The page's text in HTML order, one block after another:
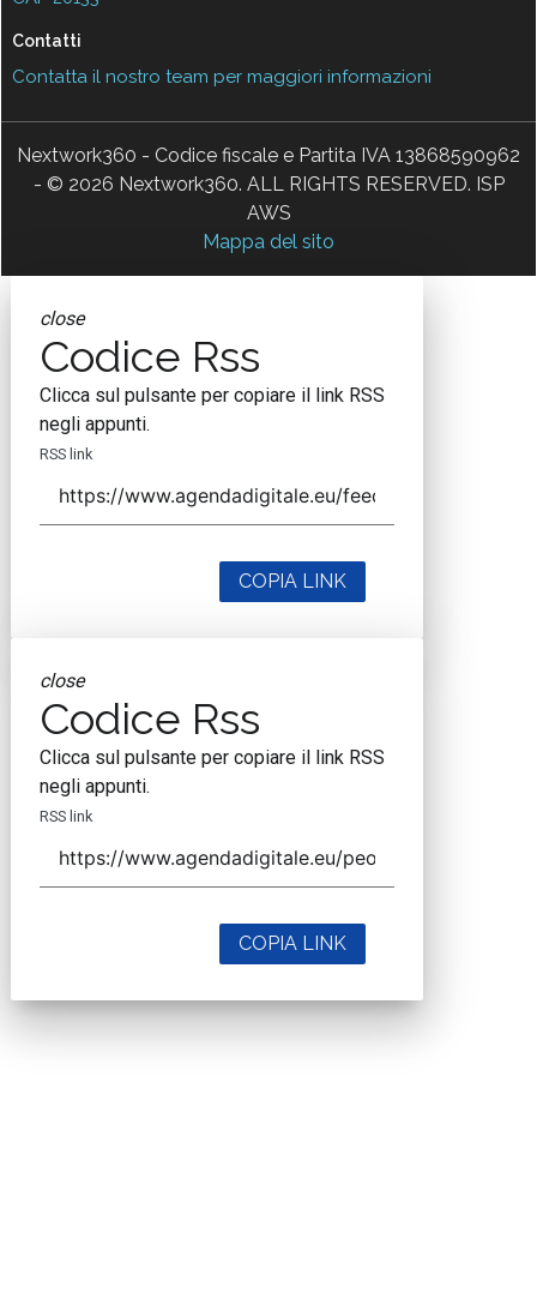
Contatti
Contatta il nostro team per maggiori informazioni
Nextwork360 - Codice fiscale e Partita IVA 13868590962
- © 2026 Nextwork360. ALL RIGHTS RESERVED. ISP
AWS
Mappa del sito
close
Codice Rss
Clicca sul pulsante per copiare il link RSS
negli appunti.
RSS link
COPIA LINK
close
Codice Rss
Clicca sul pulsante per copiare il link RSS
negli appunti.
RSS link
COPIA LINK